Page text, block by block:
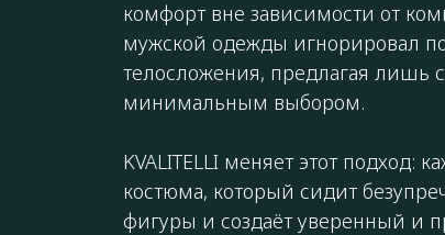
комфорт вне зависимости от
мужской одежды игнорировал
телосложения, предлагая лишь
минимальным выбором.
KVALITELLI меняет этот подход:
костюма, который сидит
фигуры и создаёт уверенный и